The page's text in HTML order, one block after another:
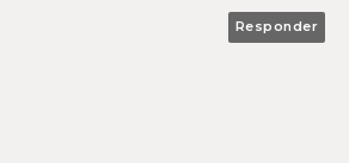
Responder